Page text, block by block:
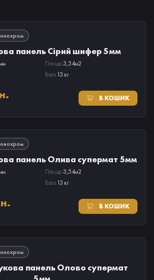
панель Сірий шифер 5мм
Площа:3,54м2
Вага:13 кг
В КОШИК
панель Олива супермат 5мм
Площа:3,54м2
Вага:13 кг
В КОШИК
панель Олово супермат